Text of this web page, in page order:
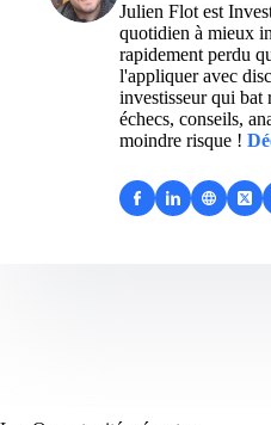
Julien Flot est
quotidien à mieux
rapidement perdu
l'appliquer avec
investisseur qui bat
échecs, conseils,
moindre risque !